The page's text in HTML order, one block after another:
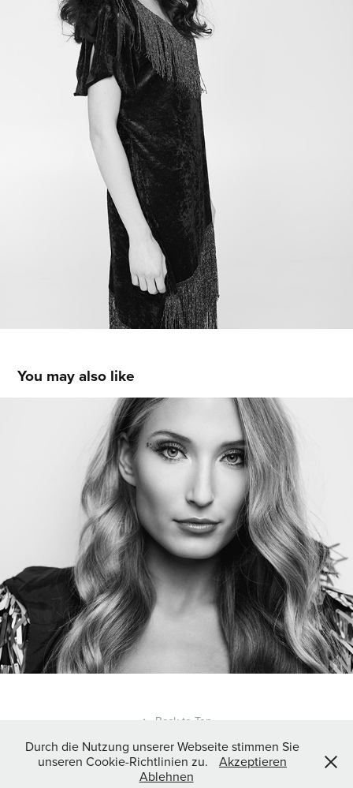
You may also like
PHOTOKINA 2018
↑ Back to Top
Copyright 2016 by Martin Duerr
Durch die Nutzung unserer Webseite stimmen Sie
unseren Cookie-Richtlinien zu.
Akzeptieren
Ablehnen